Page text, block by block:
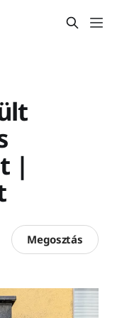
|
Megosztás